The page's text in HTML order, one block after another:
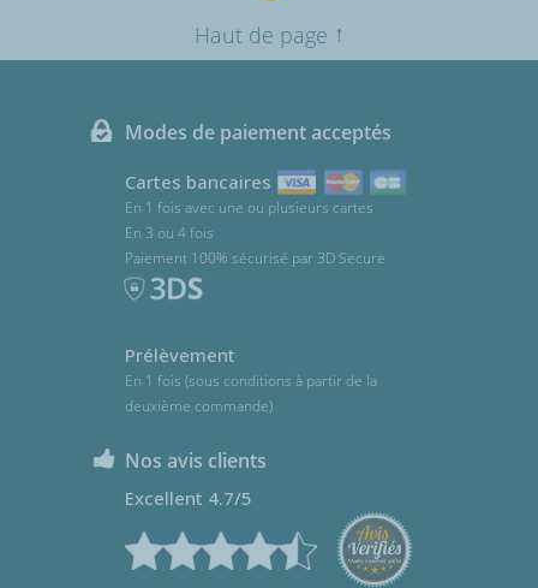
Haut de page ↑
Modes de paiement acceptés
Cartes bancaires
En 1 fois avec une ou plusieurs cartes
En 3 ou 4 fois
Paiement 100% sécurisé par 3D Secure
Prélèvement
En 1 fois (sous conditions à partir de la
deuxième commande)
Nos avis clients
Excellent 4.7/5